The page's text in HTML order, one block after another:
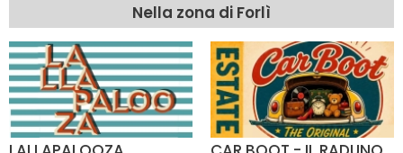
Nella zona di Forlì